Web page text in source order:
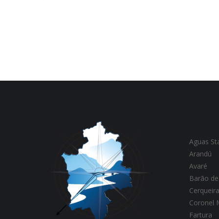
Aguas
Arandú
Avaré
Barão
Coronel
Fartura